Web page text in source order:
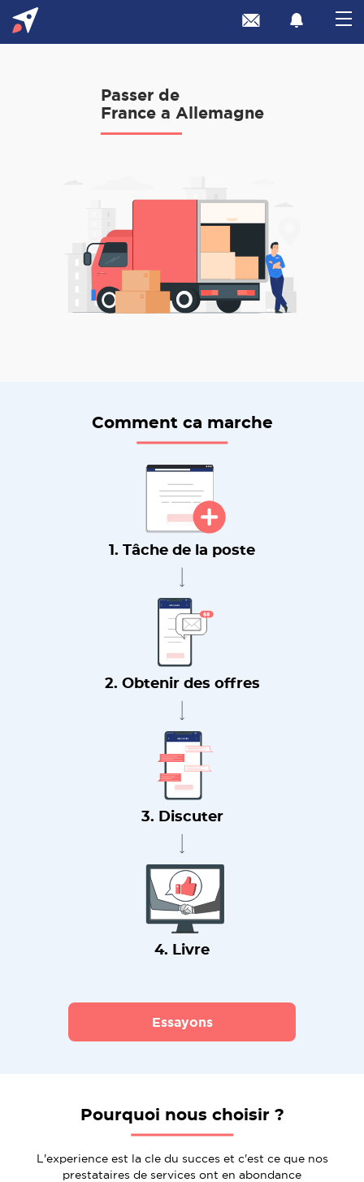
Passer de
France a Allemagne
Comment ca marche
1. Tâche de la poste
2. Obtenir des offres
3. Discuter
4. Livre
Essayons
Pourquoi nous choisir ?
L'experience est la cle du succes et c'est ce que nos
prestataires de services ont en abondance